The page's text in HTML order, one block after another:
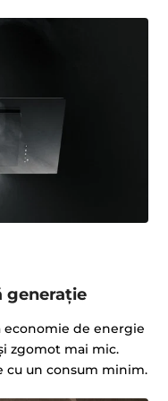
generație
economie de energie
zgomot mai mic.
cu un consum minim.